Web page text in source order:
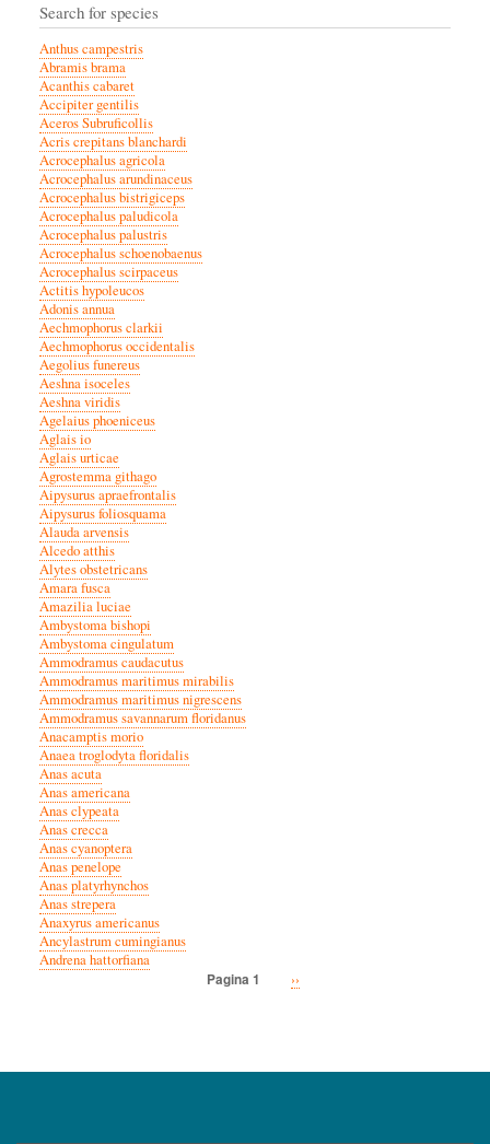
Search for species
Anthus campestris
Abramis brama
Acanthis cabaret
Accipiter gentilis
Aceros Subruficollis
Acris crepitans blanchardi
Acrocephalus agricola
Acrocephalus arundinaceus
Acrocephalus bistrigiceps
Acrocephalus paludicola
Acrocephalus palustris
Acrocephalus schoenobaenus
Acrocephalus scirpaceus
Actitis hypoleucos
Adonis annua
Aechmophorus clarkii
Aechmophorus occidentalis
Aegolius funereus
Aeshna isoceles
Aeshna viridis
Agelaius phoeniceus
Aglais io
Aglais urticae
Agrostemma githago
Aipysurus apraefrontalis
Aipysurus foliosquama
Alauda arvensis
Alcedo atthis
Alytes obstetricans
Amara fusca
Amazilia luciae
Ambystoma bishopi
Ambystoma cingulatum
Ammodramus caudacutus
Ammodramus maritimus mirabilis
Ammodramus maritimus nigrescens
Ammodramus savannarum floridanus
Anacamptis morio
Anaea troglodyta floridalis
Anas acuta
Anas americana
Anas clypeata
Anas crecca
Anas cyanoptera
Anas penelope
Anas platyrhynchos
Anas strepera
Anaxyrus americanus
Ancylastrum cumingianus
Andrena hattorfiana
Pagina 1
Volgende
››